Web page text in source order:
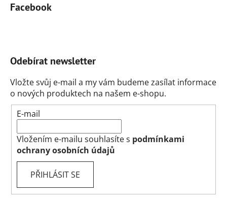
Facebook
Odebírat newsletter
Vložte svůj e-mail a my vám budeme zasílat informace
o nových produktech na našem e-shopu.
E-mail
Vložením e-mailu souhlasíte s podmínkami
ochrany osobních údajů
PŘIHLÁSIT SE